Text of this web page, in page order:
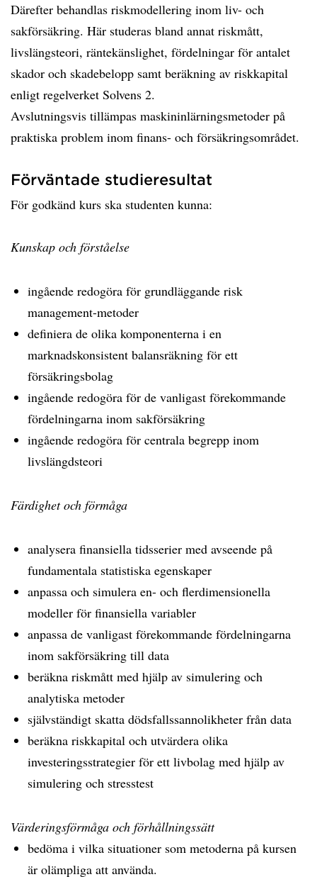
Därefter behandlas riskmodellering inom liv- och
sakförsäkring. Här studeras bland annat riskmått,
livslängsteori, räntekänslighet, fördelningar för antalet
skador och skadebelopp samt beräkning av riskkapital
enligt regelverket Solvens 2.
Avslutningsvis tillämpas maskininlärningsmetoder på
praktiska problem inom finans- och försäkringsområdet.
Förväntade studieresultat
För godkänd kurs ska studenten kunna:
Kunskap och förståelse
ingående redogöra för grundläggande risk
management-metoder
definiera de olika komponenterna i en
marknadskonsistent balansräkning för ett
försäkringsbolag
ingående redogöra för de vanligast förekommande
fördelningarna inom sakförsäkring
ingående redogöra för centrala begrepp inom
livslängdsteori
Färdighet och förmåga
analysera finansiella tidsserier med avseende på
fundamentala statistiska egenskaper
anpassa och simulera en- och flerdimensionella
modeller för finansiella variabler
anpassa de vanligast förekommande fördelningarna
inom sakförsäkring till data
beräkna riskmått med hjälp av simulering och
analytiska metoder
självständigt skatta dödsfallssannolikheter från data
beräkna riskkapital och utvärdera olika
investeringsstrategier för ett livbolag med hjälp av
simulering och stresstest
Värderingsförmåga och förhållningssätt
bedöma i vilka situationer som metoderna på kursen
är olämpliga att använda.